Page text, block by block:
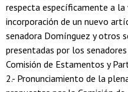
respecta específicamente a la
incorporación de un nuevo
senadora Domínguez y otros
presentadas por los
Comisión de Estamentos y
2.- Pronunciamiento de la